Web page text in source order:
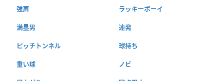
強肩 ラッキーボーイ
満塁男 連発
ピッチトンネル 球持ち
重い球 ノビ